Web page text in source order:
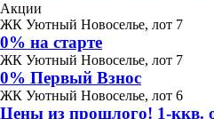
Акции
ЖК Уютный Новоселье, лот 7
0% на старте
ЖК Уютный Новоселье, лот 7
0% Первый Взнос
ЖК Уютный Новоселье, лот 6
Цены из прошлого! 1-ккв.